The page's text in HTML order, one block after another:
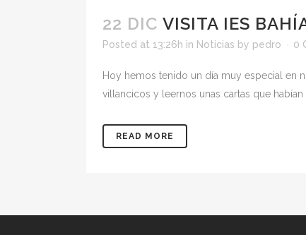
22 DIC VISITA IES
Posted at 13:26h in Noticias by pedro 0
Hoy hemos tenido un día muy especial en
villancicos y leernos unas cartas que
READ MORE